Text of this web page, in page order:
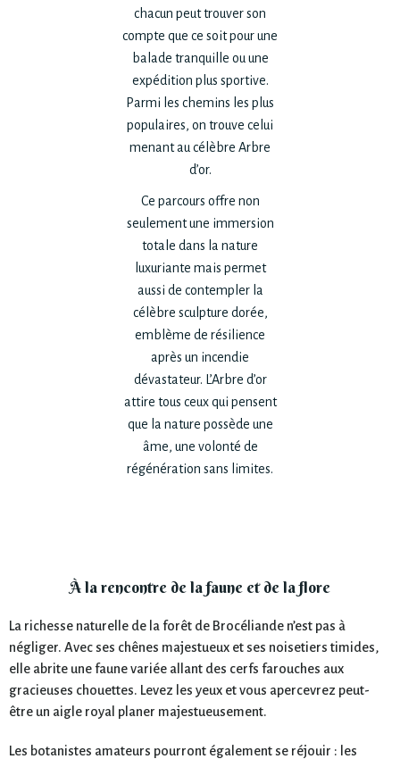
chacun peut trouver son
compte que ce soit pour une
balade tranquille ou une
expédition plus sportive.
Parmi les chemins les plus
populaires, on trouve celui
menant au célèbre Arbre
d’or.
Ce parcours offre non
seulement une immersion
totale dans la nature
luxuriante mais permet
aussi de contempler la
célèbre sculpture dorée,
emblème de résilience
après un incendie
dévastateur. L’Arbre d’or
attire tous ceux qui pensent
que la nature possède une
âme, une volonté de
régénération sans limites.
À la rencontre de la faune et de la flore
La richesse naturelle de la forêt de Brocéliande n’est pas à
négliger. Avec ses chênes majestueux et ses noisetiers timides,
elle abrite une faune variée allant des cerfs farouches aux
gracieuses chouettes. Levez les yeux et vous apercevrez peut-
être un aigle royal planer majestueusement.
Les botanistes amateurs pourront également se réjouir : les